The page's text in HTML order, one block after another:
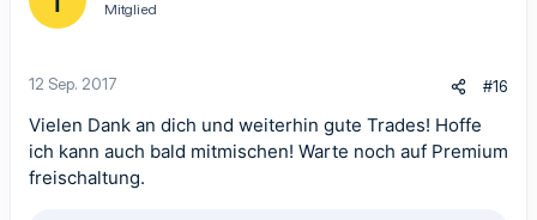
n
Mitglied
12 Sep. 2017 #16
Vielen Dank an dich und weiterhin gute Trades! Hoffe
ich kann auch bald mitmischen! Warte noch auf Premium
freischaltung.